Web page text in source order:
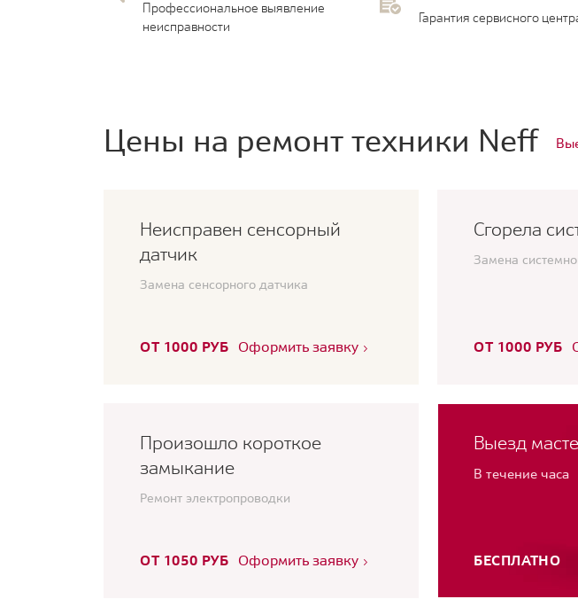
Профессиональное выявление
неисправности
Гарантия сервисного
Цены на ремонт техники Neff
Неисправен сенсорный
датчик
Замена сенсорного датчика
ОТ 1000 РУБ Оформить заявку
Сгорела
Замена
ОТ 1000 РУБ
Произошло короткое
замыкание
Ремонт электропроводки
ОТ 1050 РУБ Оформить заявку
Выезд
В течение часа
БЕСПЛАТНО